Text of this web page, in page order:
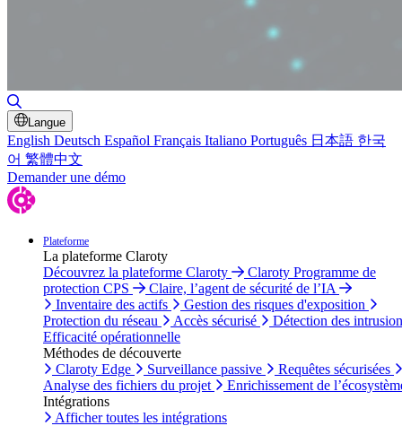
Langue
English Deutsch Español Français Italiano Português 日本語 한국
어 繁體中文
Demander une démo
Plateforme
La plateforme Claroty
Découvrez la plateforme Claroty
Claroty Programme de
protection CPS
Claire, l’agent de sécurité de l’IA
Inventaire des actifs
Gestion des risques d'exposition
Protection du réseau
Accès sécurisé
Détection des
Efficacité opérationnelle
Méthodes de découverte
Claroty Edge
Surveillance passive
Requêtes sécurisées
Analyse des fichiers du projet
Enrichissement de
Intégrations
Afficher toutes les intégrations